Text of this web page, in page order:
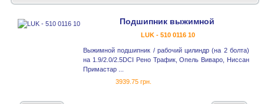
Подшипник выжимной
LUK - 510 0116 10
Выжимной подшипник / рабочий цилиндр (на 2 болта)
на 1.9/2.0/2.5DCI Рено Трафик, Опель Виваро, Ниссан
Примастар ...
3939.75 грн.